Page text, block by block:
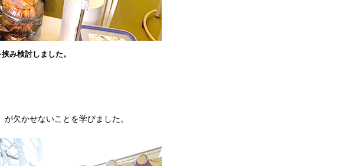
み検討しました。
欠かせないことを学びました。